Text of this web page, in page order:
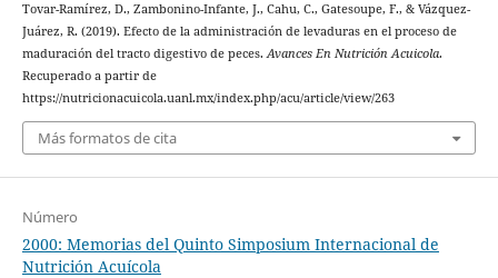
Tovar-Ramírez, D., Zambonino-Infante, J., Cahu, C., Gatesoupe, F., & Vázquez-
Juárez, R. (2019). Efecto de la administración de levaduras en el proceso de
maduración del tracto digestivo de peces.Avances En Nutrición Acuicola.
Recuperado a partir de
https://nutricionacuicola.uanl.mx/index.php/acu/article/view/263
Más formatos de cita
Número
2000: Memorias del Quinto Simposium Internacional de
Nutrición Acuícola